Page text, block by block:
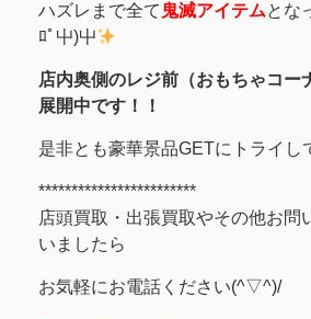
ハズレまで全て 鬼滅アイテムとな
ﾛﾟ屮)屮
店内奥側のレジ前（おもちゃコー
展開中です！！
是非とも豪華景品GETにトライし
************************
店頭買取・出張買取やその他お問
いましたら
お気軽にお電話ください(^▽^)/